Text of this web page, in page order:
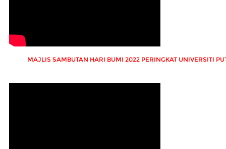
MAJLIS SAMBUTAN HARI BUMI 2022 PERINGKAT UNIVERSITI